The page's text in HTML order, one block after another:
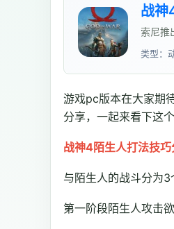
战神
索尼推
类型：
游戏pc版本在大家期
分享，一起来看下这
战神4陌生人打法技巧
与陌生人的战斗分为3
第一阶段陌生人攻击